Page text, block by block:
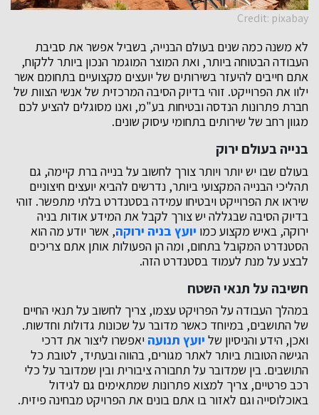
Credit: pixabay
לא משנה כמה שנים בעולם הבנייה, בשביל אפשר את סביבת
העבודה הבטוחה ביותר, ואת המוצר המוגמר הנכון ביותר ללקוח,
אתם חייבים להיעזר בשירותים של יועצים מקצועיים בתחומם אשר
ילוו את הפרוייקט. זוהי בדיוק הסיבה המרכזית של אנשי הצוות של
חברת פתרונות הנדסה ובטיחות בע"מ, ואנו מסוגלים להציע לכם
מגוון רחב של שירותים בתחומי עיסוק שונים.
בנייה בעולם ירוק
בעולם שבו יש יותר ויותר צורך לחשוב על בנייה ברת קיימה, גם
תהליכי הבנייה המקצועי ביותר, נדרשים להביא יועצים חיצוניים
שיראו את הפרוייקט ויבטיחו עמידה בסטנדרט בלתי מתפשר. זוהי
בדיוק הסיבה שבגללה יש צורך לקבל את המידע אודות בניה
ירוקה, באיש מקצוע כמו יועץ בניה ירוקה, אשר יודע מה הוא
הסטנדרט המקובל בתחום, ומה הן הפעולות אותן אתם צריכים
לבצע על מנת לעמוד בסטנדרט הזה.
חשיבה על תנאי השטח
במהלך העבודה על הפרויקט עצמו, צריך לחשוב על תנאי החיים
של התושבים, במיוחד כאשר מדובר על שכונות גדולות וחדשות.
ואכן, הידע והניסיון של יועץ תנועה יאפשרו ליצור את דרכי
הגישה הטובות ביותר לאתר מגורים, בהווה ובעתיד, לטובת כל
התושבים. בין שמדובר על תחבורה ציבורית ובין שמדובר על כלי
רכב פרטיים, צריך למצוא פתרונות שמתאימים גם לגידול
באוכלוסייה וגם לאזור בו אתם בונים את הפרויקט מבחינה פיזית.